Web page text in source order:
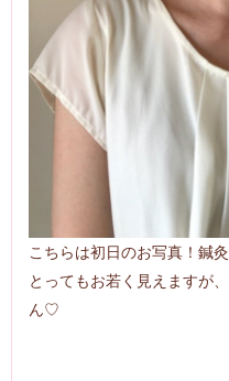
こちらは初日のお写真！鍼
とってもお若く見えますが
ん♡